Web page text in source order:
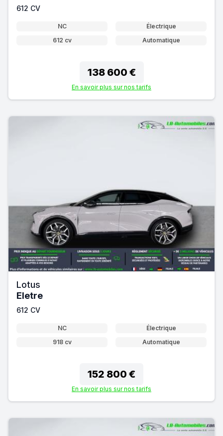
612 CV
NC
Électrique
612 cv
Automatique
138 600 €
En savoir plus sur nos tarifs
Lotus
Eletre
612 CV
NC
Électrique
918 cv
Automatique
152 800 €
En savoir plus sur nos tarifs